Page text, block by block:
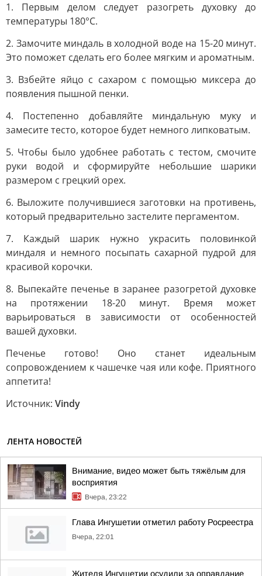
1. Первым делом следует разогреть духовку до
температуры 180°C.
2. Замочите миндаль в холодной воде на 15-20 минут.
Это поможет сделать его более мягким и ароматным.
3. Взбейте яйцо с сахаром с помощью миксера до
появления пышной пенки.
4. Постепенно добавляйте миндальную муку и
замесите тесто, которое будет немного липковатым.
5. Чтобы было удобнее работать с тестом, смочите
руки водой и сформируйте небольшие шарики
размером с грецкий орех.
6. Выложите получившиеся заготовки на противень,
который предварительно застелите пергаментом.
7. Каждый шарик нужно украсить половинкой
миндаля и немного посыпать сахарной пудрой для
красивой корочки.
8. Выпекайте печенье в заранее разогретой духовке
на протяжении 18-20 минут. Время может
варьироваться в зависимости от особенностей
вашей духовки.
Печенье готово! Оно станет идеальным
сопровождением к чашечке чая или кофе. Приятного
аппетита!
Источник: Vindy
ЛЕНТА НОВОСТЕЙ
Внимание, видео может быть тяжёлым для
восприятия
Вчера, 23:22
Глава Ингушетии отметил работу Росреестра
Вчера, 22:01
Жителя Ингушетии осудили за оправдание